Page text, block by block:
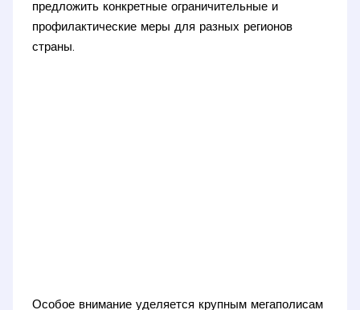
предложить конкретные ограничительные и
профилактические меры для разных регионов
страны.
Особое внимание уделяется крупным мегаполисам